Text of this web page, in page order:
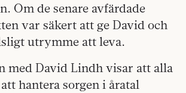
Om de senare avfärdade
var säkert att ge David och
utrymme att leva.
med David Lindh visar att alla
hantera sorgen i åratal